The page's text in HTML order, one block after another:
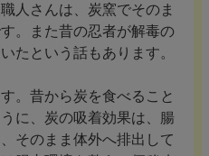
人さんは、炭窯でそのま
。また昔の忍者が解毒の
たという話もあります。
。昔から炭を食べること
に、炭の吸着効果は、腸
そのまま体外へ排出して